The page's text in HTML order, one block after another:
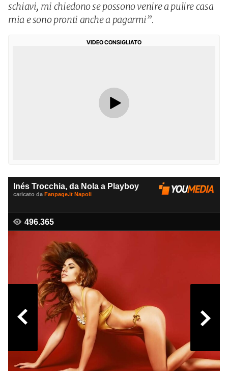
schiavi, mi chiedono se possono venire a pulire casa
mia e sono pronti anche a pagarmi”.
VIDEO CONSIGLIATO